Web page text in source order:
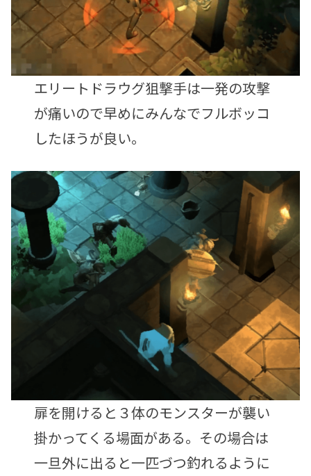
エリートドラウグ狙撃手は一発の攻撃
が痛いので早めにみんなでフルボッコ
したほうが良い。
扉を開けると３体のモンスターが襲い
掛かってくる場面がある。その場合は
一旦外に出ると一匹づつ釣れるように